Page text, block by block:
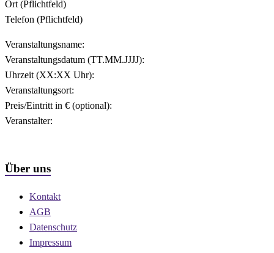
Ort (Pflichtfeld)
Telefon (Pflichtfeld)
Veranstaltungsname:
Veranstaltungsdatum (TT.MM.JJJJ):
Uhrzeit (XX:XX Uhr):
Veranstaltungsort:
Preis/Eintritt in € (optional):
Veranstalter:
Über uns
Kontakt
AGB
Datenschutz
Impressum